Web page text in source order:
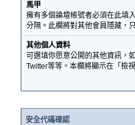
馬甲
擁有多個論壇帳號者必須在此填
分隔。此欄將對其他會員隱藏，
其他個人資料
可選填你愿意公開的其他資訊，
Twitter等等。本欄將顯示在「檢
安全代碼確認